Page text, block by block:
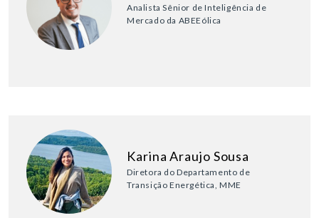
Analista Sênior de Inteligência de
Mercado da ABEEólica
Karina Araujo Sousa
Diretora do Departamento de
Transição Energética, MME